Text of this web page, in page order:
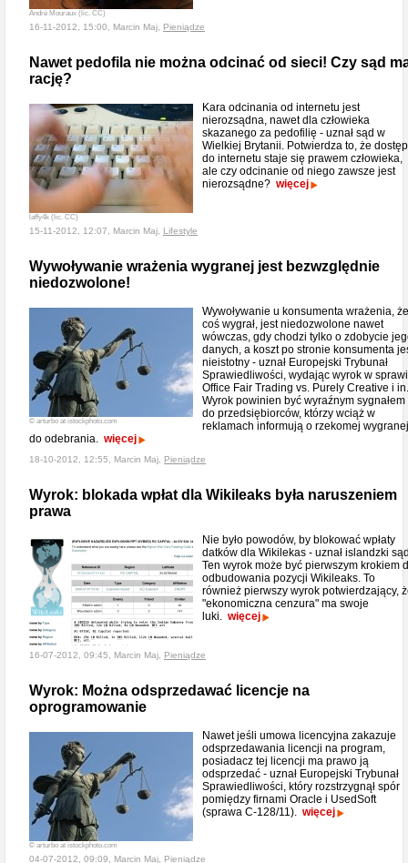
André Mouraux (lic. CC)
16-11-2012, 15:00, Marcin Maj, Pieniądze
Nawet pedofila nie można odcinać od sieci! Czy sąd
rację?
laffy4k (lic. CC)
Kara odcinania od internetu jest
nierozsądna, nawet dla człowieka
skazanego za pedofilię - uznał sąd w
Wielkiej Brytanii. Potwierdza to, że dostęp
do internetu staje się prawem człowieka,
ale czy odcinanie od niego zawsze jest
nierozsądne? więcej
15-11-2012, 12:07, Marcin Maj, Lifestyle
Wywoływanie wrażenia wygranej jest bezwzględnie
niedozwolone!
© arturbo at istockphoto.com
Wywoływanie u konsumenta wrażenia, że
coś wygrał, jest niedozwolone nawet
wówczas, gdy chodzi tylko o zdobycie
danych, a koszt po stronie konsumenta
nieistotny - uznał Europejski Trybunał
Sprawiedliwości, wydając wyrok w
Office Fair Trading vs. Purely Creative i in.
Wyrok powinien być wyraźnym sygnałem
do przedsiębiorców, którzy wciąż w
reklamach informują o rzekomej wygranej
do odebrania. więcej
18-10-2012, 12:55, Marcin Maj, Pieniądze
Wyrok: blokada wpłat dla Wikileaks była naruszeniem
prawa
Nie było powodów, by blokować wpłaty
datków dla Wikilekas - uznał islandzki
Ten wyrok może być pierwszym krokiem
odbudowania pozycji Wikileaks. To
również pierwszy wyrok potwierdzający,
"ekonomiczna cenzura" ma swoje
luki. więcej
16-07-2012, 09:45, Marcin Maj, Pieniądze
Wyrok: Można odsprzedawać licencje na
oprogramowanie
© arturbo at istockphoto.com
Nawet jeśli umowa licencyjna zakazuje
odsprzedawania licencji na program,
posiadacz tej licencji ma prawo ją
odsprzedać - uznał Europejski Trybunał
Sprawiedliwości, który rozstrzygnął spór
pomiędzy firnami Oracle i UsedSoft
(sprawa C-128/11). więcej
04-07-2012, 09:09, Marcin Maj, Pieniądze